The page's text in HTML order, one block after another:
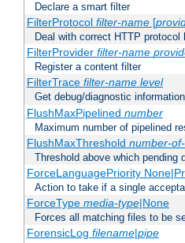
Declare a smart filter
FilterProtocol filter-name[
Deal with correct HTTP protocol
FilterProvider filter-name
Register a content filter
FilterTrace filter-name level
Get debug/diagnostic
FlushMaxPipelined number
Maximum number of pipelined
FlushMaxThreshold number-
Threshold above which pending
ForceLanguagePriority
Action to take if a single
ForceType media-type|None
Forces all matching files to be
ForensicLog filename|pipe